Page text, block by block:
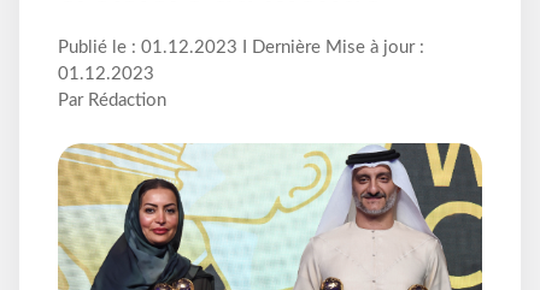
Publié le : 01.12.2023 I Dernière Mise à jour :
01.12.2023
Par Rédaction